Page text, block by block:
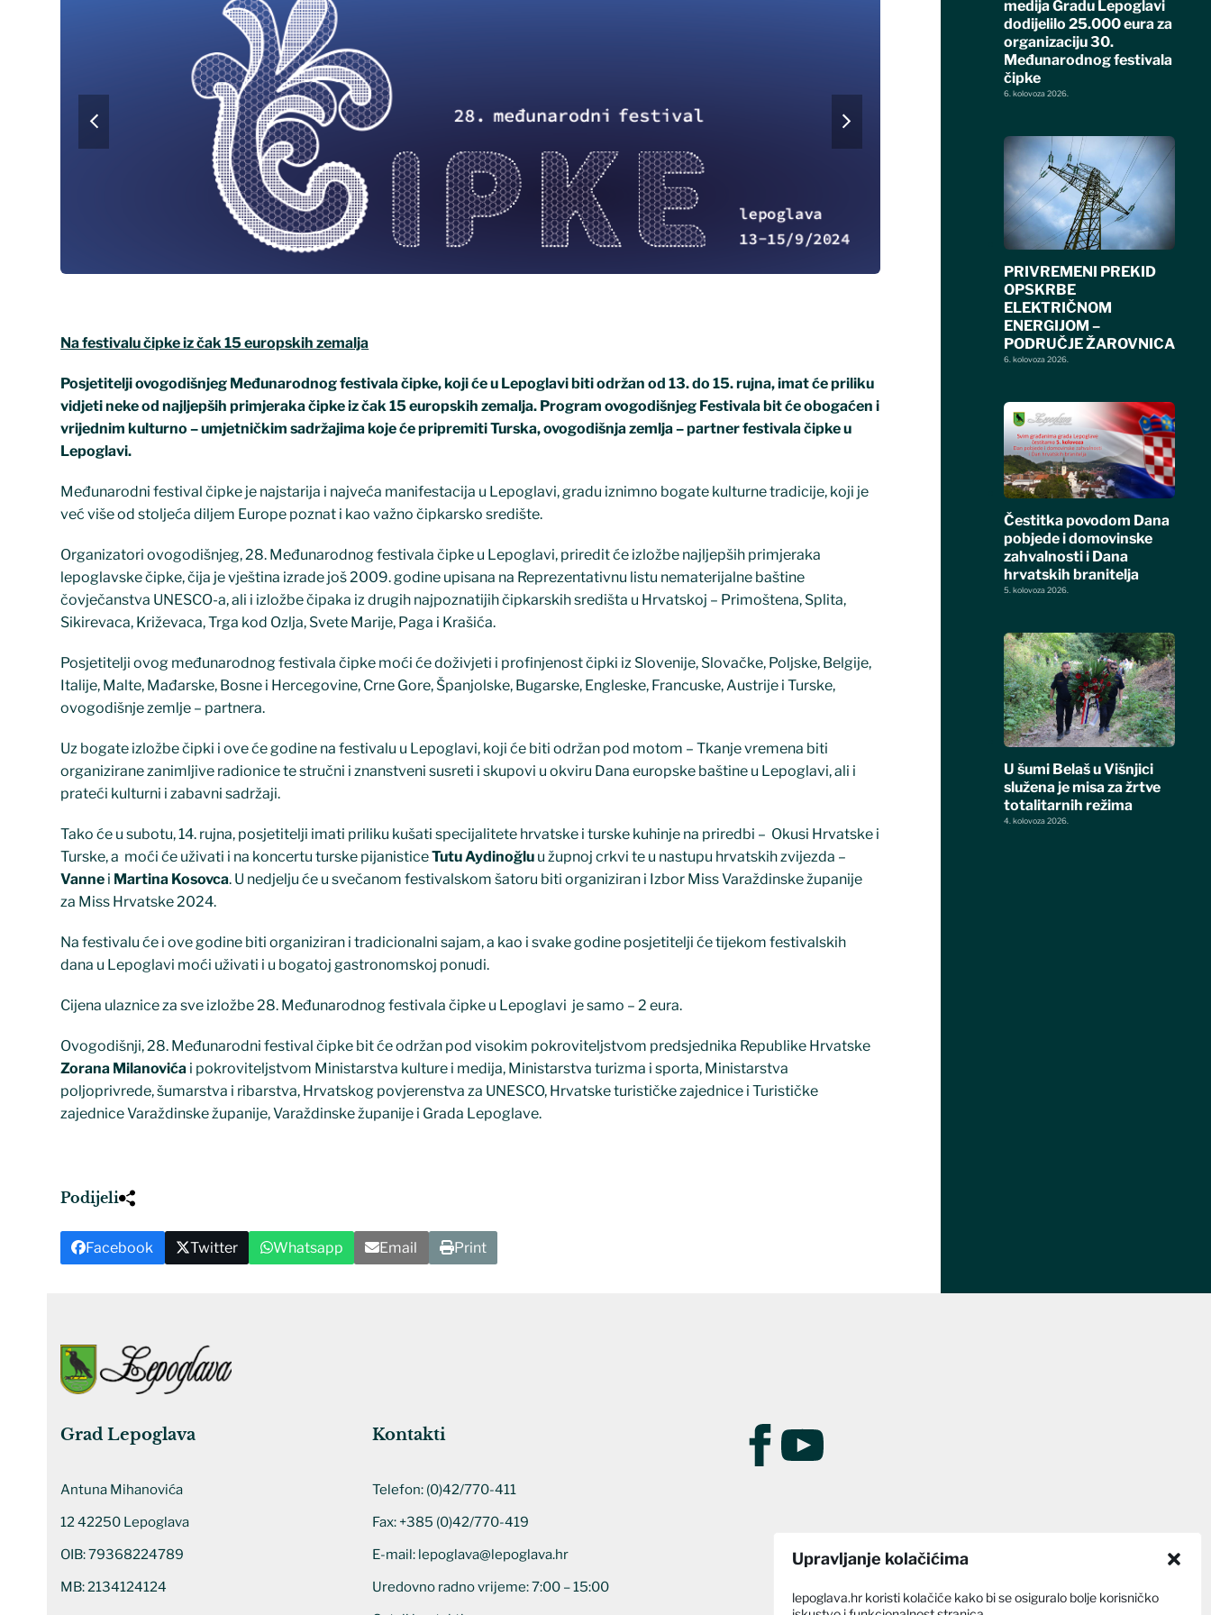
Upravljanje kolačićima
lepoglava.hr koristi kolačiće kako bi se osiguralo bolje korisničko
slide
slide
Na festivalu čipke iz čak 15 europskih zemalja
Posjetitelji ovogodišnjeg Međunarodnog festivala čipke, koji će u Lepoglavi biti održan od 13. do 15. rujna, imat će priliku
vidjeti neke od najljepših primjeraka čipke iz čak 15 europskih zemalja. Program ovogodišnjeg Festivala bit će obogaćen i
vrijednim kulturno – umjetničkim sadržajima koje će pripremiti Turska, ovogodišnja zemlja – partner festivala čipke u
Lepoglavi.
Međunarodni festival čipke je najstarija i najveća manifestacija u Lepoglavi, gradu iznimno bogate kulturne tradicije, koji je
već više od stoljeća diljem Europe poznat i kao važno čipkarsko središte.
Organizatori ovogodišnjeg, 28. Međunarodnog festivala čipke u Lepoglavi, priredit će izložbe najljepših primjeraka
lepoglavske čipke, čija je vještina izrade još 2009. godine upisana na Reprezentativnu listu nematerijalne baštine
čovječanstva UNESCO-a, ali i izložbe čipaka iz drugih najpoznatijih čipkarskih središta u Hrvatskoj – Primoštena, Splita,
Sikirevaca, Križevaca, Trga kod Ozlja, Svete Marije, Paga i Krašića.
Posjetitelji ovog međunarodnog festivala čipke moći će doživjeti i profinjenost čipki iz Slovenije, Slovačke, Poljske, Belgije,
Italije, Malte, Mađarske, Bosne i Hercegovine, Crne Gore, Španjolske, Bugarske, Engleske, Francuske, Austrije i Turske,
ovogodišnje zemlje – partnera.
Uz bogate izložbe čipki i ove će godine na festivalu u Lepoglavi, koji će biti održan pod motom – Tkanje vremena biti
organizirane zanimljive radionice te stručni i znanstveni susreti i skupovi u okviru Dana europske baštine u Lepoglavi, ali i
prateći kulturni i zabavni sadržaji.
Tako će u subotu, 14. rujna, posjetitelji imati priliku kušati specijalitete hrvatske i turske kuhinje na priredbi – Okusi Hrvatske i
Turske, a moći će uživati i na koncertu turske pijanisticeTutu Aydinoğlu u župnoj crkvi te u nastupu hrvatskih zvijezda –
Vanne i Martina Kosovca. U nedjelju će u svečanom festivalskom šatoru biti organiziran i Izbor Miss Varaždinske županije
za Miss Hrvatske 2024.
Na festivalu će i ove godine biti organiziran i tradicionalni sajam, a kao i svake godine posjetitelji će tijekom festivalskih
dana u Lepoglavi moći uživati i u bogatoj gastronomskoj ponudi.
Cijena ulaznice za sve izložbe 28. Međunarodnog festivala čipke u Lepoglavi je samo – 2 eura.
Ovogodišnji, 28. Međunarodni festival čipke bit će održan pod visokim pokroviteljstvom predsjednika Republike Hrvatske
Zorana Milanovića i pokroviteljstvom Ministarstva kulture i medija, Ministarstva turizma i sporta, Ministarstva
poljoprivrede, šumarstva i ribarstva, Hrvatskog povjerenstva za UNESCO, Hrvatske turističke zajednice i Turističke
zajednice Varaždinske županije, Varaždinske županije i Grada Lepoglave.
Podijeli
Facebook Twitter Whatsapp Email Print
medija Gradu Lepoglavi
dodijelilo 25.000 eura za
organizaciju 30.
Međunarodnog festivala
čipke
6. kolovoza 2026.
PRIVREMENI PREKID
OPSKRBE
ELEKTRIČNOM
ENERGIJOM –
PODRUČJE ŽAROVNICA
6. kolovoza 2026.
Čestitka povodom Dana
pobjede i domovinske
zahvalnosti i Dana
hrvatskih branitelja
5. kolovoza 2026.
U šumi Belaš u Višnjici
služena je misa za žrtve
totalitarnih režima
4. kolovoza 2026.
Grad Lepoglava
Antuna Mihanovića
12 42250 Lepoglava
OIB: 79368224789
MB: 2134124124
Kontakti
Telefon: (0)42/770-411
Fax: +385 (0)42/770-419
E-mail: lepoglava@lepoglava.hr
Uredovno radno vrijeme: 7:00 – 15:00